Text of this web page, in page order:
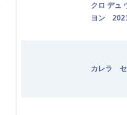
クロ デュ
ヨン
カレラ